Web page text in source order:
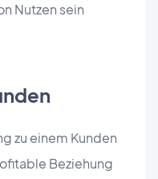
Nutzen sein
zu einem Kunden
Beziehung